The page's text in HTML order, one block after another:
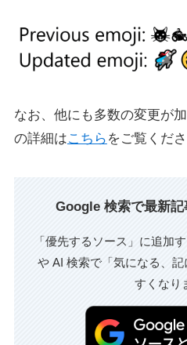
なお、他にも多数の変更が
の詳細はこちら をご覧くださ
Google 検索で最新
「優先するソース」に追加
や AI 検索で「気になる、
すくなり